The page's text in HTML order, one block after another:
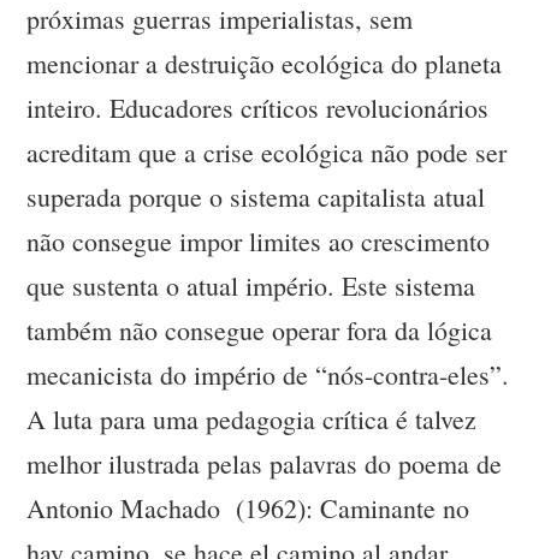
próximas guerras imperialistas, sem
mencionar a destruição ecológica do planeta
inteiro. Educadores críticos revolucionários
acreditam que a crise ecológica não pode ser
superada porque o sistema capitalista atual
não consegue impor limites ao crescimento
que sustenta o atual império. Este sistema
também não consegue operar fora da lógica
mecanicista do império de “nós-contra-eles”.
A luta para uma pedagogia crítica é talvez
melhor ilustrada pelas palavras do poema de
Antonio Machado (1962): Caminante no